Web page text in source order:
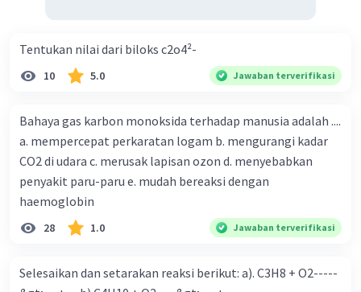
Tentukan nilai dari biloks c2o4²-
10 5.0 Jawaban terverifikasi
Bahaya gas karbon monoksida terhadap manusia adalah ....
a. mempercepat perkaratan logam b. mengurangi kadar
CO2 di udara c. merusak lapisan ozon d. menyebabkan
penyakit paru-paru e. mudah bereaksi dengan
haemoglobin
28 1.0 Jawaban terverifikasi
Selesaikan dan setarakan reaksi berikut: a). C3H8 + O2-----